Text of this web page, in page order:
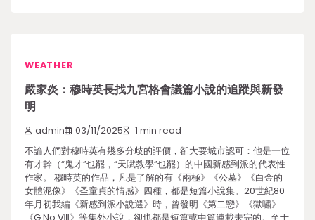
WEATHER
嚴家炎：穆時英長找九宮格會議篇小說的追蹤與新發
明
admin 03/11/2025 1 min read
不論人們對穆時英有幾多分歧的評價，卻大要城市認可：他是一位
有才幹（“鬼才”也罷，“天賦教學”也罷）的中國新感到派的代表性
作家。 穆時英的作品，凡是了解的有《兩極》《公墓》《白金的
女體泥像》《圣童貞的情感》四種，都是短篇小說集。20世紀80
年月初我編《新感到派小說選》時，曾發明《第二戀》《獄嘯》